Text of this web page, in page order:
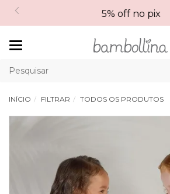
5% off no pix
INÍCIO FILTRAR TODOS OS PRODUTOS